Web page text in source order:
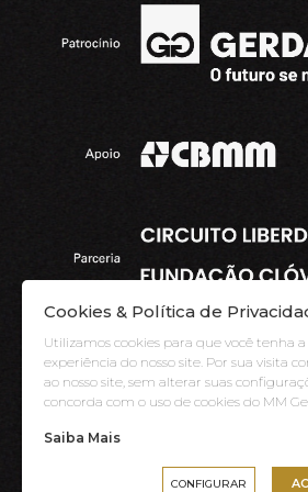
Cookies & Política de
Utilizamos cookies para que você tenha
experiência do nosso site. Por sua visita
ao nosso site, sem alterar suas
concorda com o uso de cookies do MM
Saiba Mais
CONFIGURAR